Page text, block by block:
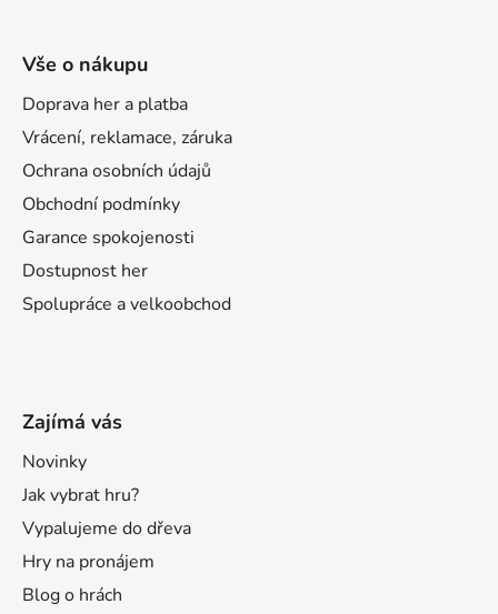
Vše o nákupu
Doprava her a platba
Vrácení, reklamace, záruka
Ochrana osobních údajů
Obchodní podmínky
Garance spokojenosti
Dostupnost her
Spolupráce a velkoobchod
Zajímá vás
Novinky
Jak vybrat hru?
Vypalujeme do dřeva
Hry na pronájem
Blog o hrách